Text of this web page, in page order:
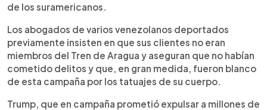
de los suramericanos.
Los abogados de varios venezolanos deportados
previamente insisten en que sus clientes no eran
miembros del Tren de Aragua y aseguran que no habían
cometido delitos y que, en gran medida, fueron blanco
de esta campaña por los tatuajes de su cuerpo.
Trump, que en campaña prometió expulsar a millones de